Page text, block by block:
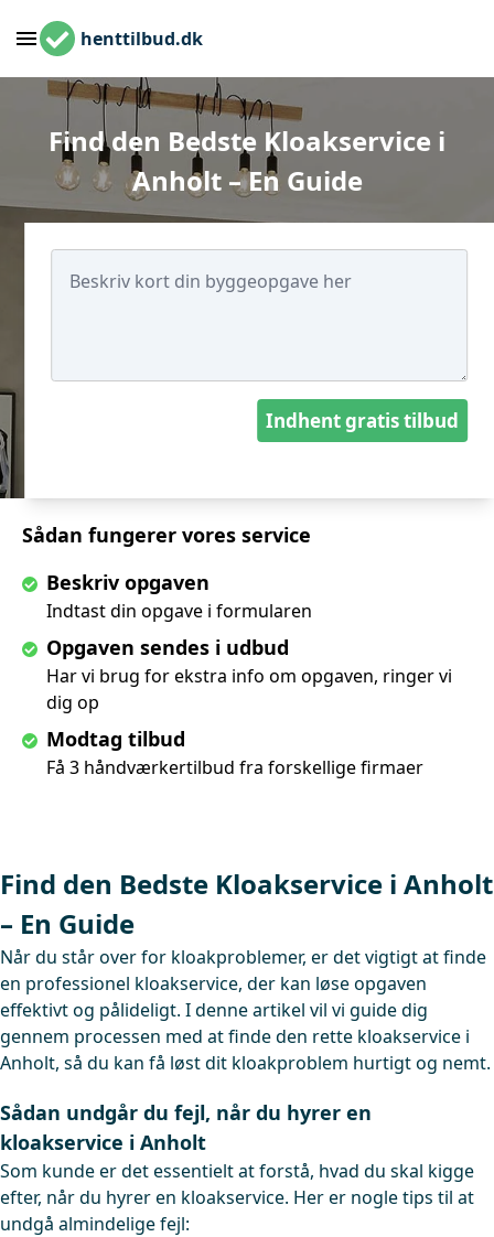
henttilbud.dk
Find den Bedste Kloakservice i
Anholt – En Guide
Sådan fungerer vores service
Beskriv opgaven
Indtast din opgave i formularen
Opgaven sendes i udbud
Har vi brug for ekstra info om opgaven, ringer vi
dig op
Modtag tilbud
Få 3 håndværkertilbud fra forskellige firmaer
Indhent gratis tilbud
Find den Bedste Kloakservice i Anholt
– En Guide
Når du står over for kloakproblemer, er det vigtigt at finde
en professionel kloakservice, der kan løse opgaven
effektivt og pålideligt. I denne artikel vil vi guide dig
gennem processen med at finde den rette kloakservice i
Anholt, så du kan få løst dit kloakproblem hurtigt og nemt.
Sådan undgår du fejl, når du hyrer en
kloakservice i Anholt
Som kunde er det essentielt at forstå, hvad du skal kigge
efter, når du hyrer en kloakservice. Her er nogle tips til at
undgå almindelige fejl: